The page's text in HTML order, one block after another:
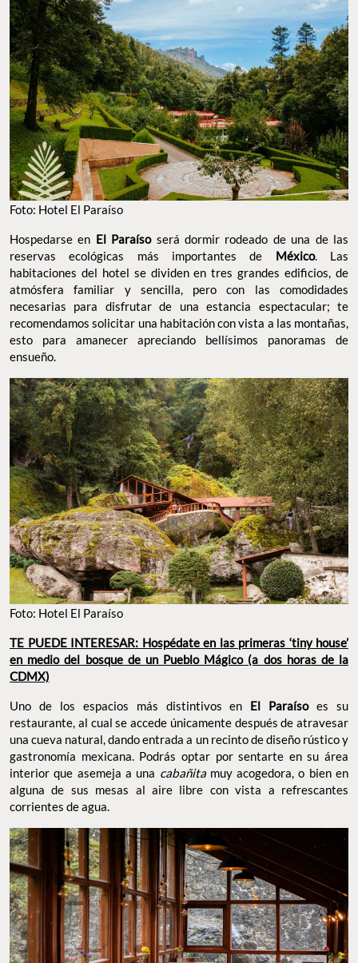
Foto: Hotel El Paraíso
Hospedarse en El Paraísoserá dormir rodeado de una de las
reservas ecológicas más importantes de México. Las
habitaciones del hotel se dividen en tres grandes edificios, de
atmósfera familiar y sencilla, pero con las comodidades
necesarias para disfrutar de una estancia espectacular; te
recomendamos solicitar una habitación con vista a las montañas,
esto para amanecer apreciando bellísimos panoramas de
ensueño.
Foto: Hotel El Paraíso
TE PUEDE INTERESAR: Hospédate en las primeras ‘tiny house’
en medio del bosque de un Pueblo Mágico (a dos horas de la
CDMX)
Uno de los espacios más distintivos en El Paraísoes su
restaurante, al cual se accede únicamente después de atravesar
una cueva natural, dando entrada a un recinto de diseño rústico y
gastronomía mexicana. Podrás optar por sentarte en su área
interior que asemeja a una cabañita muy acogedora, o bien en
alguna de sus mesas al aire libre con vista a refrescantes
corrientes de agua.